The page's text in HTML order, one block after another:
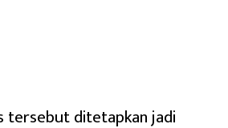
tersebut ditetapkan jadi